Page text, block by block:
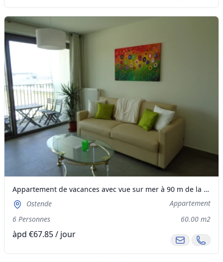
Appartement de vacances avec vue sur mer à 90 m de la mer
Ostende
Appartement
6 Personnes
60.00 m2
àpd €67.85 / jour